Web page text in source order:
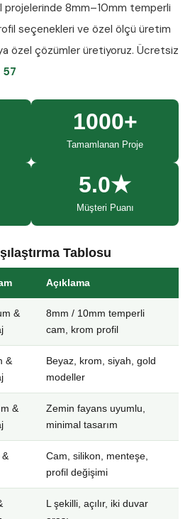
projelerinde 8mm–10mm temperli
seçenekleri ve özel ölçü üretim
özel çözümler üretiyoruz. Ücretsiz
1000+
Tamamlanan Proje
5.0★
Müşteri Puanı
Tablosu
Açıklama
&
8mm / 10mm temperli
cam, krom profil
&
Beyaz, krom, siyah, gold
modeller
&
Zemin fayans uyumlu,
minimal tasarım
&
Cam, silikon, menteşe,
profil değişimi
L şekilli, açılır, iki duvar